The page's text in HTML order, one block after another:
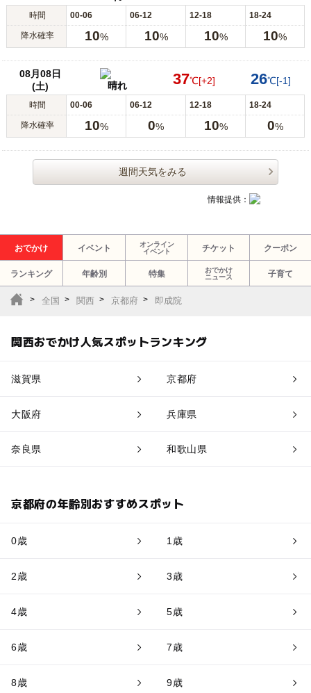
時間 00-06 06-12 12-18 18-24
降水確率 10% 10% 10% 10%
08月08日
(土)
晴れ 37℃[+2] 26℃[-1]
時間 00-06 06-12 12-18 18-24
降水確率 10% 0% 10% 0%
週間天気をみる
情報提供：
おでかけ イベント
オンライン
イベント
チケット クーポン
ランキング 年齢別 特集
おでかけ
ニュース
子育て
全国 関西 京都府 即成院
関西おでかけ人気スポットランキング
滋賀県 京都府
大阪府 兵庫県
奈良県 和歌山県
京都府の年齢別おすすめスポット
0歳 1歳
2歳 3歳
4歳 5歳
6歳 7歳
8歳 9歳